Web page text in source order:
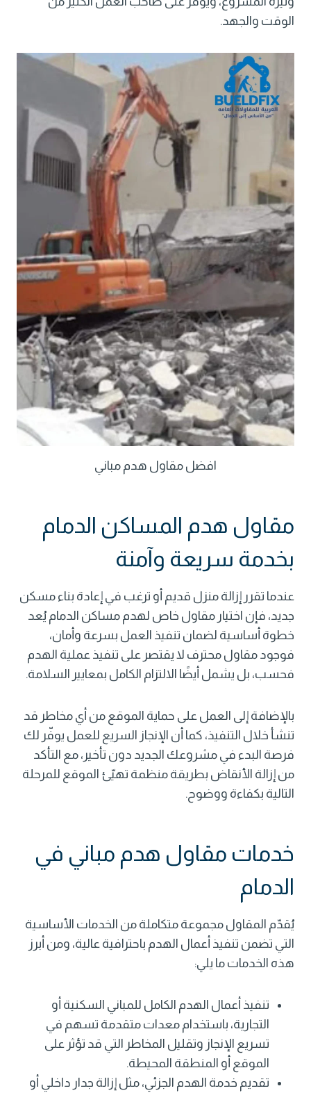
الوقت والجهد.
افضل مقاول هدم مباني
مقاول هدم المساكن الدمام
بخدمة سريعة وآمنة
عندما تقرر إزالة منزل قديم أو ترغب في إعادة بناء مسكن
جديد، فإن اختيار مقاول خاص لهدم مساكن الدمام يُعد
خطوة أساسية لضمان تنفيذ العمل بسرعة وأمان،
فوجود مقاول محترف لا يقتصر على تنفيذ عملية الهدم
فحسب، بل يشمل أيضًا الالتزام الكامل بمعايير السلامة.
بالإضافة إلى العمل على حماية الموقع من أي مخاطر قد
تنشأ خلال التنفيذ، كما أن الإنجاز السريع للعمل يوفّر لك
فرصة البدء في مشروعك الجديد دون تأخير، مع التأكد
من إزالة الأنقاض بطريقة منظمة تهيّئ الموقع للمرحلة
التالية بكفاءة ووضوح.
خدمات مقاول هدم مباني في
الدمام
يُقدّم المقاول مجموعة متكاملة من الخدمات الأساسية
التي تضمن تنفيذ أعمال الهدم باحترافية عالية، ومن أبرز
هذه الخدمات ما يلي:
تنفيذ أعمال الهدم الكامل للمباني السكنية أو
التجارية، باستخدام معدات متقدمة تسهم في
تسريع الإنجاز وتقليل المخاطر التي قد تؤثر على
الموقع أو المنطقة المحيطة.
تقديم خدمة الهدم الجزئي، مثل إزالة جدار داخلي أو